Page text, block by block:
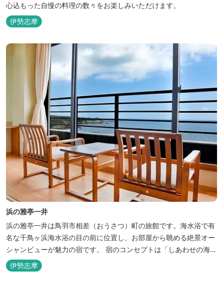
心込もった自慢の料理の数々をお楽しみいただけます。
伊勢志摩
浜の雅亭一井
浜の雅亭一井は鳥羽市相差（おうさつ）町の旅館です。海水浴で有
名な千鳥ヶ浜海水浴の目の前に位置し、お部屋から眺める絶景オー
シャンビューが魅力の宿です。 宿のコンセプトは「しあわせの海
へ、ようきたなあ」。鳥羽市の南端「相差(おうさつ)」は太平洋に
面したみなと町。相差の海は、おいしい海産物、海女さん、美しい
伊勢志摩